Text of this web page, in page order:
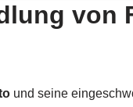
von
und seine